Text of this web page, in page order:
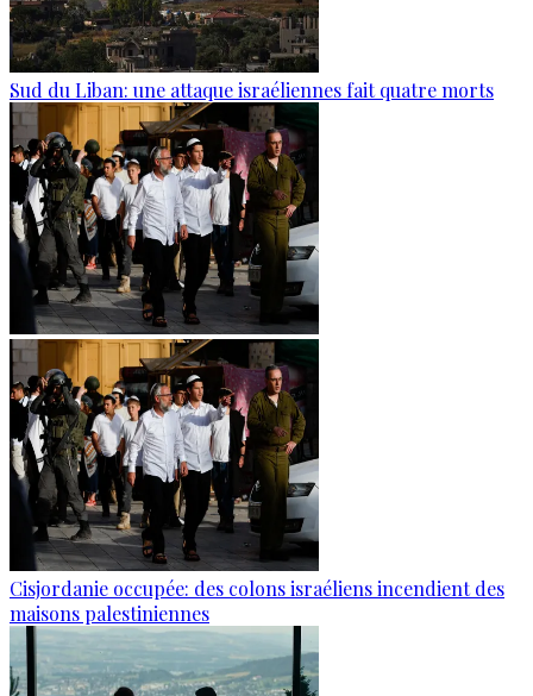
Sud du Liban: une attaque israéliennes fait quatre morts
Cisjordanie occupée: des colons israéliens incendient des
maisons palestiniennes